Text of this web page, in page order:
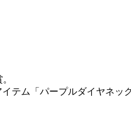
テム「パープルダイヤネッ